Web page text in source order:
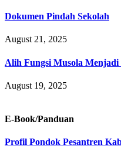
Dokumen Pindah Sekolah
August 21, 2025
Alih Fungsi Musola Menjadi
August 19, 2025
E-Book/Panduan
Profil Pondok Pesantren